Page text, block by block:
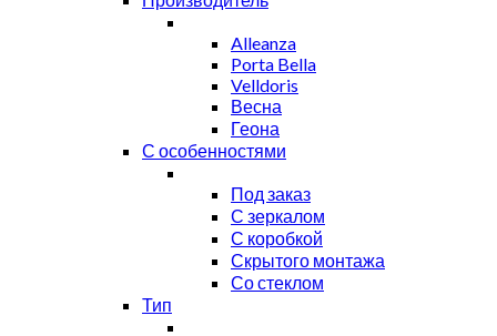
Alleanza
Porta Bella
Velldoris
Весна
Геона
С особенностями
Под заказ
С зеркалом
С коробкой
Скрытого монтажа
Со стеклом
Тип